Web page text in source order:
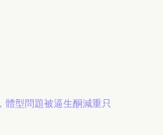
型問題被逼生酮減重只